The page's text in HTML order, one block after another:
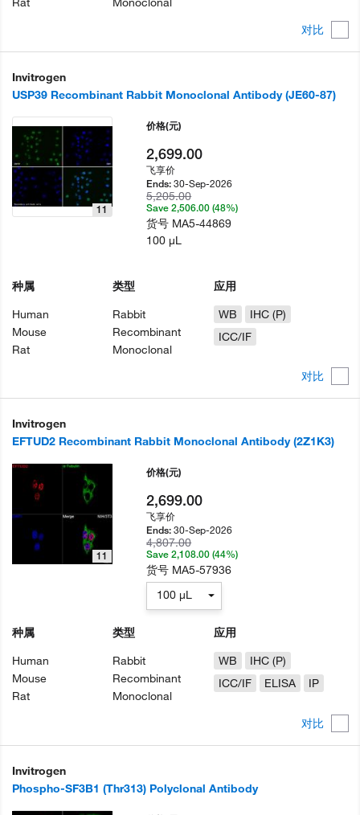
对比
Invitrogen
USP39 Recombinant Rabbit Monoclonal Antibody (JE60-87)
对比
11
种属
Human
Mouse
Rat
类型
Rabbit
Recombinant
Monoclonal
应用
WB
IHC (P)
ICC/IF
价格(元)
2,699.00
飞享价
Ends:30-Sep-2026
5,205.00
Save 2,506.00 (48%)
货号 MA5-44869
100 µL
Invitrogen
EFTUD2 Recombinant Rabbit Monoclonal Antibody (2Z1K3)
对比
11
种属
Human
Mouse
Rat
类型
Rabbit
Recombinant
Monoclonal
应用
WB
IHC (P)
ICC/IF
ELISA IP
价格(元)
2,699.00
飞享价
Ends:30-Sep-2026
4,807.00
Save 2,108.00 (44%)
货号 MA5-57936
100 µL
Invitrogen
Phospho-SF3B1 (Thr313) Polyclonal Antibody